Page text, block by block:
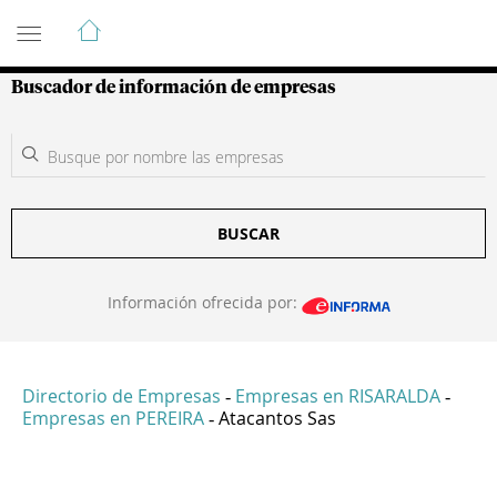
Guía de Empresas Colombianas
Buscador de información de empresas
BUSCAR
Información ofrecida por:
Directorio de Empresas - Empresas en RISARALDA -
Empresas en PEREIRA - Atacantos Sas